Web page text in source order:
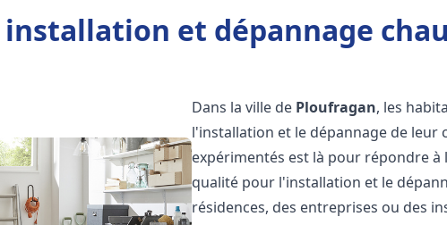
installation et dépannage
Dans la ville de Ploufragan, les
l'installation et le dépannage de leur
expérimentés est là pour répondre
qualité pour l'installation et le
résidences, des entreprises ou des